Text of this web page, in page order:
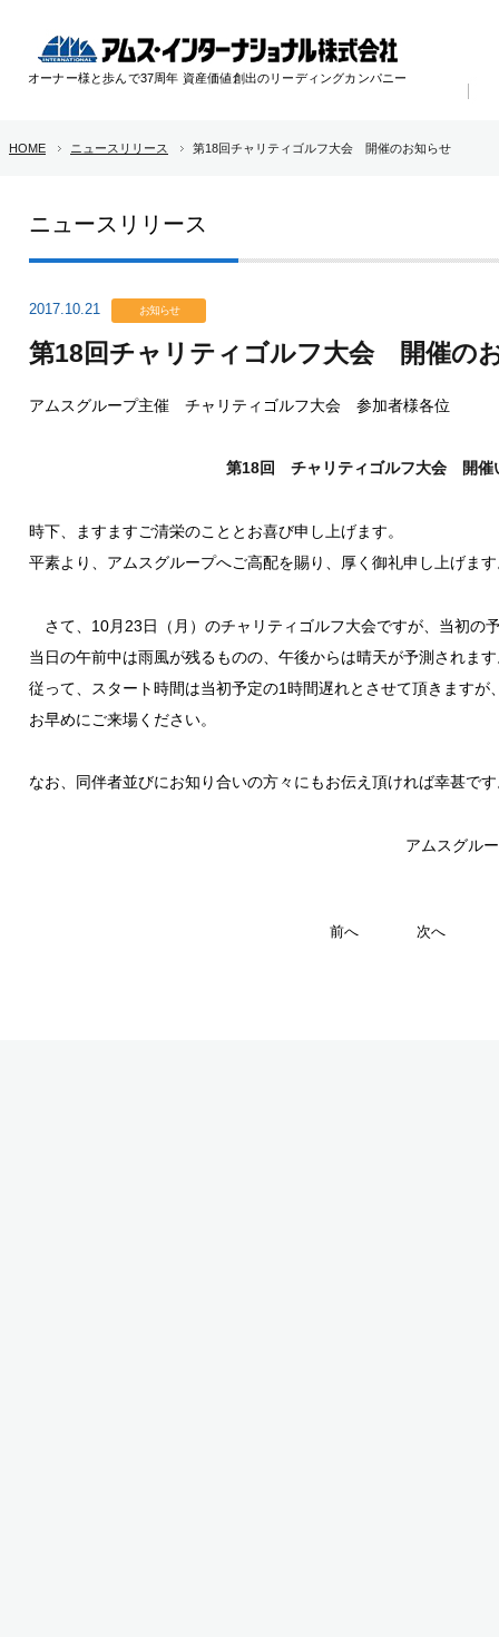
オーナー様と歩んで37周年 資産価値創出のリーディングカンパニー
HOME ニュースリリース 第18回チャリティゴルフ大会 開催のお知らせ
ニュースリリース
2017.10.21 お知らせ
第18回チャリティゴルフ大会 開催の
アムスグループ主催 チャリティゴルフ大会 参加者様各位
第18回 チャリティゴルフ大会 開催
時下、ますますご清栄のこととお喜び申し上げます。
平素より、アムスグループへご高配を賜り、厚く御礼申し上げま
さて、10月23日（月）のチャリティゴルフ大会ですが、当初の
当日の午前中は雨風が残るものの、午後からは晴天が予測されま
従って、スタート時間は当初予定の1時間遅れとさせて頂きます
お早めにご来場ください。
なお、同伴者並びにお知り合いの方々にもお伝え頂ければ幸甚で
アムスグル
前へ 次へ